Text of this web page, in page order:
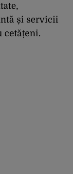
și servicii
cetățeni.